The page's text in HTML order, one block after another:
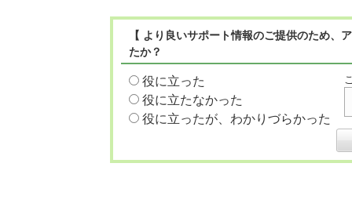
【 より良いサポート情報のご提供のため
たか？
役に立った
役に立たなかった
役に立ったが、わかりづらかった